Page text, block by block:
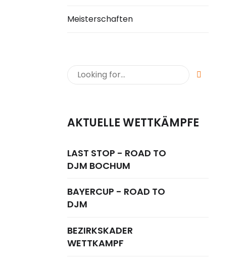
Meisterschaften
AKTUELLE WETTKÄMPFE
LAST STOP - ROAD TO
DJM BOCHUM
BAYERCUP - ROAD TO
DJM
BEZIRKSKADER
WETTKAMPF